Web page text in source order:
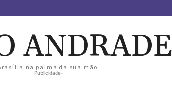
ANDRADE
na palma da sua mão
-Publicidade-